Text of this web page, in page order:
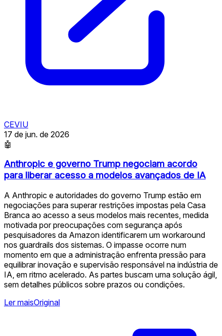
CEVIU
17 de jun. de 2026
🤖
Anthropic e governo Trump negociam acordo
para liberar acesso a modelos avançados de IA
A Anthropic e autoridades do governo Trump estão em
negociações para superar restrições impostas pela Casa
Branca ao acesso a seus modelos mais recentes, medida
motivada por preocupações com segurança após
pesquisadores da Amazon identificarem um workaround
nos guardrails dos sistemas. O impasse ocorre num
momento em que a administração enfrenta pressão para
equilibrar inovação e supervisão responsável na indústria de
IA, em ritmo acelerado. As partes buscam uma solução ágil,
sem detalhes públicos sobre prazos ou condições.
Ler maisOriginal